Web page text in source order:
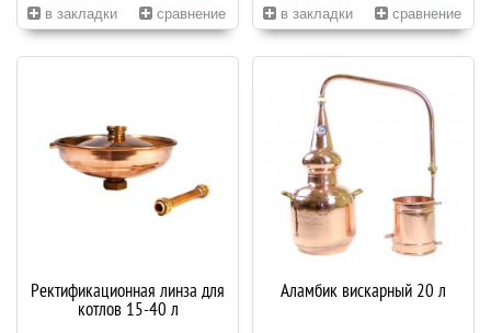
в закладки сравнение в закладки сравнение
Ректификационная линза для
котлов 15-40 л
Аламбик вискарный 20 л